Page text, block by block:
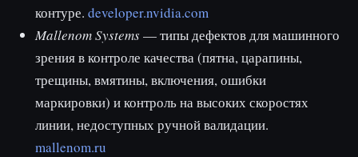
контуре. developer.nvidia.com
Mallenom Systems— типы дефектов для машинного
зрения в контроле качества (пятна, царапины,
трещины, вмятины, включения, ошибки
маркировки) и контроль на высоких скоростях
линии, недоступных ручной валидации.
mallenom.ru